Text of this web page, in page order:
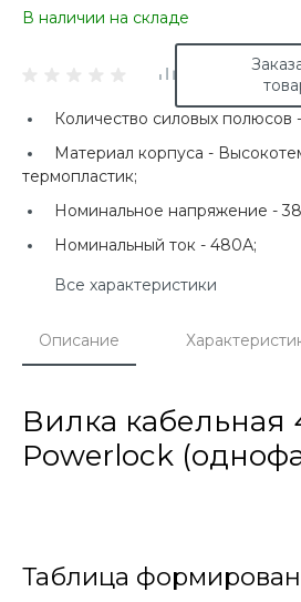
В наличии на складе
Количество силовых полюсов -
Материал корпуса -
термопластик;
Номинальное напряжение -
Номинальный ток - 480А;
Все характеристики
Описание
Вилка кабельная
Powerlock
Таблица